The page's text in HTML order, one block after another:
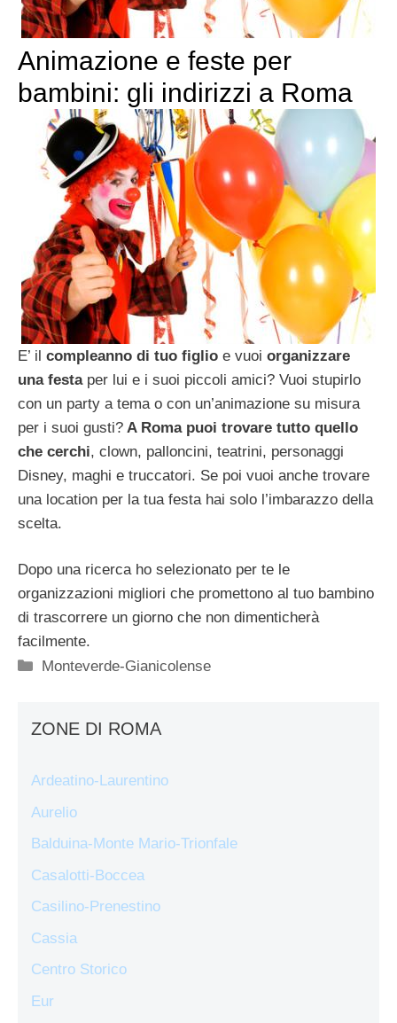
Animazione e feste per
bambini: gli indirizzi a Roma
E’ il compleanno di tuo figlio e vuoi organizzare
una festaper lui e i suoi piccoli amici? Vuoi stupirlo
con un party a tema o con un’animazione su misura
per i suoi gusti? A Roma puoi trovare tutto quello
che cerchi, clown, palloncini, teatrini, personaggi
Disney, maghi e truccatori. Se poi vuoi anche trovare
una location per la tua festa hai solo l’imbarazzo della
scelta.
Dopo una ricerca ho selezionato per te le
organizzazioni migliori che promettono al tuo bambino
di trascorrere un giorno che non dimenticherà
facilmente.
Categorie
Monteverde-Gianicolense
ZONE DI ROMA
Ardeatino-Laurentino
Aurelio
Balduina-Monte Mario-Trionfale
Casalotti-Boccea
Casilino-Prenestino
Cassia
Centro Storico
Eur